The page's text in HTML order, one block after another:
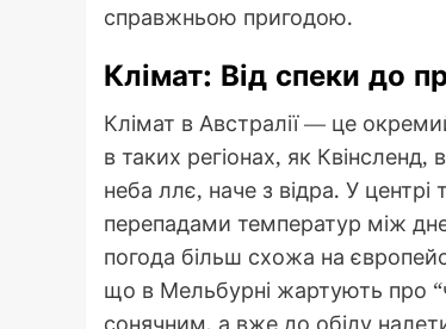
справжньою пригодою.
Клімат: Від спеки до
Клімат в Австралії — це
в таких регіонах, як Квінсленд,
неба ллє, наче з відра. У центрі
перепадами температур між
погода більш схожа на
що в Мельбурні жартують про
сонячним, а вже до обіду